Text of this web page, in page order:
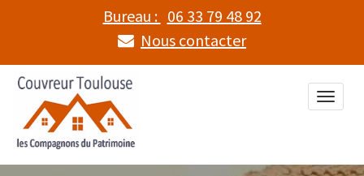
Bureau : 06 33 79 48 92
Nous contacter
Toggle